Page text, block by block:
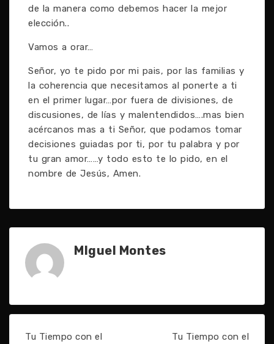
de la manera como debemos hacer la mejor
elección..
Vamos a orar…
Señor, yo te pido por mi pais, por las familias y
la coherencia que necesitamos al ponerte a ti
en el primer lugar…por fuera de divisiones, de
discusiones, de lías y malentendidos….mas bien
acércanos mas a ti Señor, que podamos tomar
decisiones guiadas por ti, por tu palabra y por
tu gran amor……y todo esto te lo pido, en el
nombre de Jesús, Amen.
MIguel Montes
Tu Tiempo con el
Tu Tiempo con el